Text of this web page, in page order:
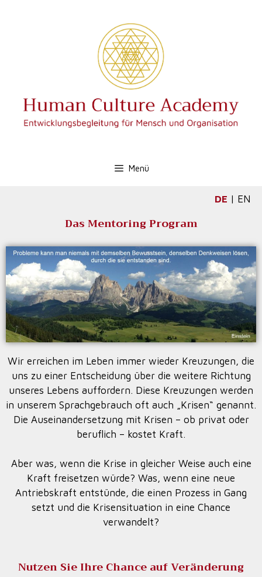
Menü
DE | EN
Das Mentoring Program
Wir erreichen im Leben immer wieder Kreuzungen, die
uns zu einer Entscheidung über die weitere Richtung
unseres Lebens auffordern. Diese Kreuzungen werden
in unserem Sprachgebrauch oft auch „Krisen“ genannt.
Die Auseinandersetzung mit Krisen – ob privat oder
beruflich – kostet Kraft.
Aber was, wenn die Krise in gleicher Weise auch eine
Kraft freisetzen würde? Was, wenn eine neue
Antriebskraft entstünde, die einen Prozess in Gang
setzt und die Krisensituation in eine Chance
verwandelt?
Nutzen Sie Ihre Chance auf Veränderung